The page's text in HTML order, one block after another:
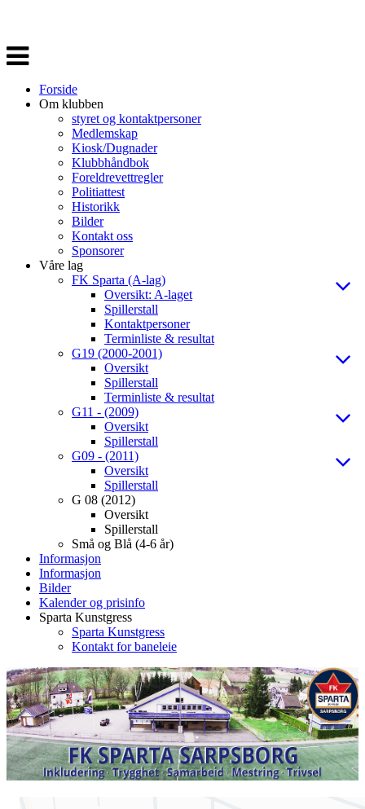
Veksle
navigasjon
Forside
Om klubben
styret og kontaktpersoner
Medlemskap
Kiosk/Dugnader
Klubbhåndbok
Foreldrevettregler
Politiattest
Historikk
Bilder
Kontakt oss
Sponsorer
Våre lag
FK Sparta (A-lag)
Oversikt: A-laget
Spillerstall
Kontaktpersoner
Terminliste & resultat
G19 (2000-2001)
Oversikt
Spillerstall
Terminliste & resultat
G11 - (2009)
Oversikt
Spillerstall
G09 - (2011)
Oversikt
Spillerstall
G 08 (2012)
Oversikt
Spillerstall
Små og Blå (4-6 år)
Informasjon
Informasjon
Bilder
Kalender og prisinfo
Sparta Kunstgress
Sparta Kunstgress
Kontakt for baneleie